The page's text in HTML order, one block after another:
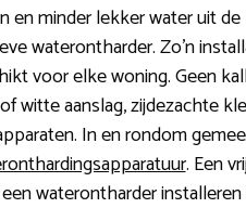
en minder lekker water uit
waterontharder. Zo’n
voor elke woning. Geen
witte aanslag, zijdezachte
In en rondom
. Een
waterontharder